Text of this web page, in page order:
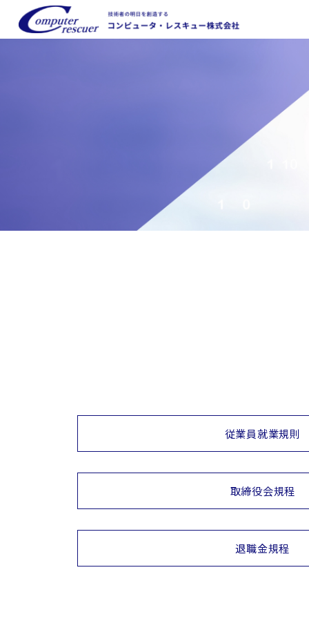
従業員就業規則
取締役会規程
退職金規程